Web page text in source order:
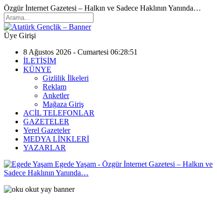
Özgür İnternet Gazetesi – Halkın ve Sadece Haklının Yanında…
Üye Girişi
8 Ağustos 2026 - Cumartesi 06:28:51
İLETİŞİM
KÜNYE
Gizlilik İlkeleri
Reklam
Anketler
Mağaza Giriş
ACİL TELEFONLAR
GAZETELER
Yerel Gazeteler
MEDYA LİNKLERİ
YAZARLAR
Egede Yaşam - Özgür İnternet Gazetesi – Halkın ve
Sadece Haklının Yanında…